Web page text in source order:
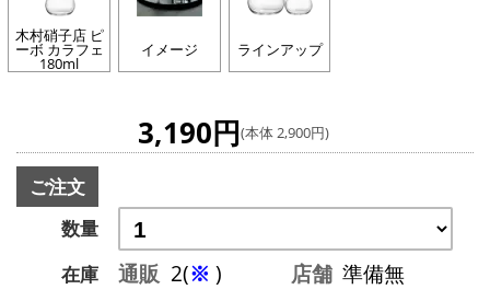
木村硝子店 ピ
ーボ カラフェ
180ml
イメージ ラインアップ
3,190円(本体 2,900円)
ご注文
数量
在庫
通販 2(※ ) 店舗 準備無